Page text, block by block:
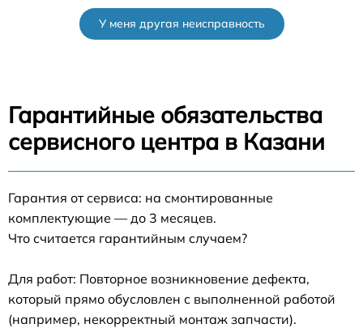
У меня другая неисправность
Гарантийные обязательства
сервисного центра в Казани
Гарантия от сервиса: на смонтированные
комплектующие — до 3 месяцев.
Что считается гарантийным случаем?
Для работ: Повторное возникновение дефекта,
который прямо обусловлен с выполненной работой
(например, некорректный монтаж запчасти).